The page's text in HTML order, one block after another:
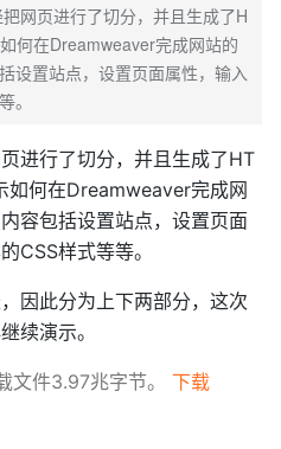
网页进行了切分，并且生成了H
何在Dreamweaver完成网站的
设置站点，设置页面属性，输入
。
进行了切分，并且生成了HT
如何在Dreamweaver完成网
容包括设置站点，设置页面
CSS样式等等。
因此分为上下两部分，这次
续演示。
文件3.97兆字节。 下载